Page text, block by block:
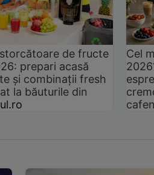
de fructe
prepari acasă
și combinații fresh
la băuturile din
Cel